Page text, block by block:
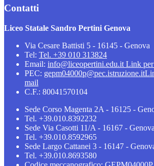
Contatti
Liceo Statale Sandro Pertini Genova
Via Cesare Battisti 5 - 16145 - Genova
Tel: Tel. +39 010 313824
Email: info@liceopertini.edu.it Link
PEC: gepm04000p@pec.istruzione.it
mail
C.F.: 80041570104
Sede Corso Magenta 2A - 16125 -
Tel. +39.010.8392232
Sede Via Casotti 11/A - 16167 - Genova
Tel. +39.010.8592965
Sede Largo Cattanei 3 - 16147 -
Tel. +39.010.8693580